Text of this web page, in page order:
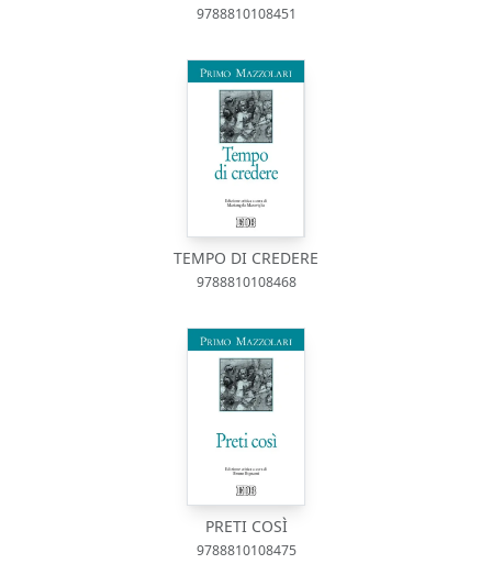
9788810108451
TEMPO DI CREDERE
9788810108468
PRETI COSÌ
9788810108475